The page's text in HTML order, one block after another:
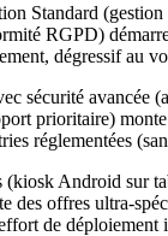
Standard (gestion
RGPD)
dégressif au
sécurité avancée
prioritaire)
réglementées
(kiosk Android sur
des offres ultra-
de déploiement